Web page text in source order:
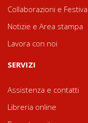
Collaborazioni e Festival
Notizie e Area stampa
Lavora con noi
SERVIZI
Assistenza e contatti
Libreria online